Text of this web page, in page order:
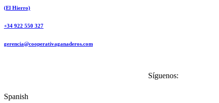
(El Hierro)
+34 922 550 327
gerencia@cooperativaganaderos.com
Síguenos:
Spanish